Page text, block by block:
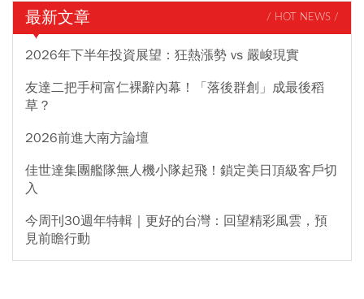
最新文章 / HOT NEWS /
2026年下半年投資展望：狂熱漲勢 vs 嚴峻現實
友達二把手柯富仁裸辭內幕！「落後群創」成最後稻
草？
2026前進大南方論壇
佳世達集團艦隊無人機小隊起飛！鎖定美日頂級客戶切
入
今周刊30週年特輯｜更好的台灣：回望精彩風雲，預
見前瞻行動